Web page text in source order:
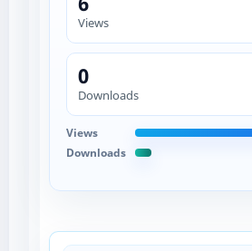
Views
0
Downloads
Views
Downloads